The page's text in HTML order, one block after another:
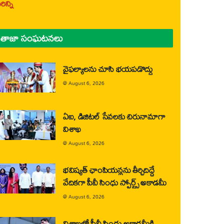
తాజా సంఘటనలు
వైఫల్యాలను చూసి భయపడొద్దు
@August 6, 2026
ఏఐ, డిజిటల్ సేవలకు చిరునామాగా
విశాఖ
@August 6, 2026
భవిష్యత్ ఛాంపియన్లను తీర్చిదిద్దే
వేదికగా పీవీ సింధు స్పోర్ట్స్ అకాడమీ
@August 6, 2026